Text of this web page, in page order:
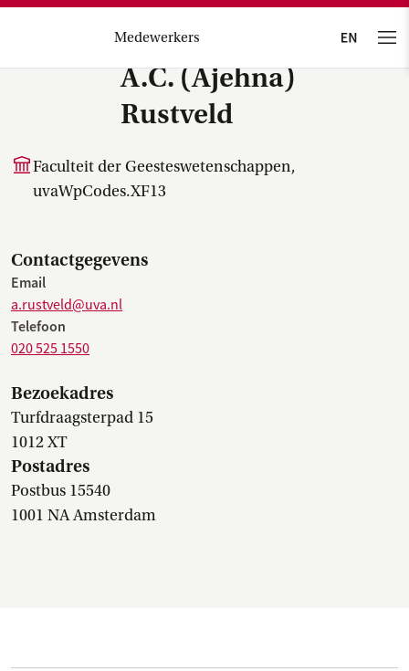
Medewerkers
A.C. (Ajehna)
Rustveld
Faculteit der Geesteswetenschappen,
uvaWpCodes.XF13
Contactgegevens
Email
a.rustveld@uva.nl
Telefoon
020 525 1550
Bezoekadres
Turfdraagsterpad 15
1012 XT
Postadres
Postbus 15540
1001 NA Amsterdam